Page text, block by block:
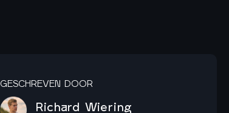
GESCHREVEN DOOR
Richard Wiering